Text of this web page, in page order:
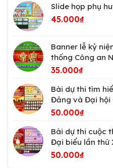
Slide họp phụ
45.000₫
Banner lễ kỷ
thống Công an
35.000₫
Bài dự thi tìm
Đảng và Đại hội
50.000₫
Bài dự thi cuộc
Đại biểu lần thứ
50.000₫